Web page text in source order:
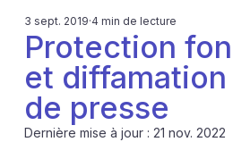
Protection
et
de presse
3 sept. 2019 4 min de lecture
Dernière mise à jour : 21 nov. 2022